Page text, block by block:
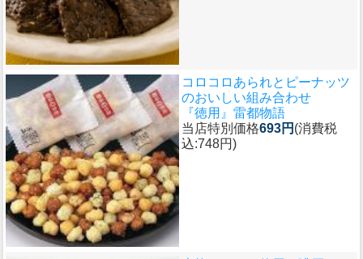
コロコロあられとピーナッツ
のおいしい組み合わせ
『徳用』雷都物語
当店特別価格693円 (消費税
込:748円)